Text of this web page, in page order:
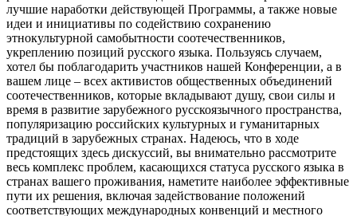
лучшие наработки действующей Программы, а также новые
идеи и инициативы по содействию сохранению
этнокультурной самобытности соотечественников,
укреплению позиций русского языка. Пользуясь случаем,
хотел бы поблагодарить участников нашей Конференции, а в
вашем лице – всех активистов общественных объединений
соотечественников, которые вкладывают душу, свои силы и
время в развитие зарубежного русскоязычного пространства,
популяризацию российских культурных и гуманитарных
традиций в зарубежных странах. Надеюсь, что в ходе
предстоящих здесь дискуссий, вы внимательно рассмотрите
весь комплекс проблем, касающихся статуса русского языка в
странах вашего проживания, наметите наиболее эффективные
пути их решения, включая задействование положений
соответствующих международных конвенций и местного